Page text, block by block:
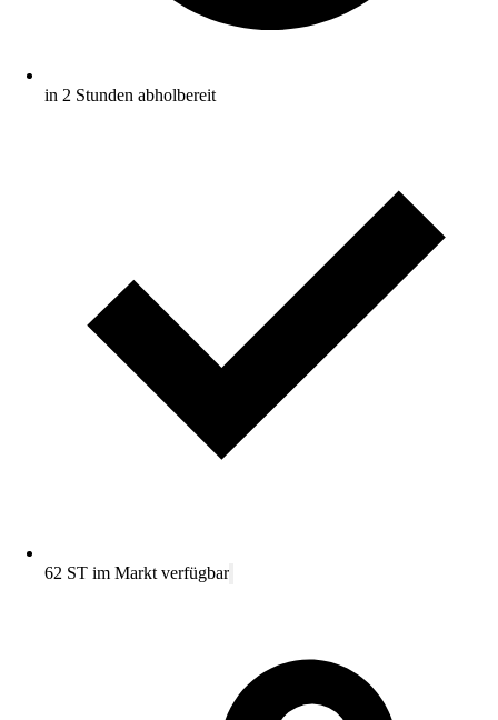
in 2 Stunden abholbereit
62 ST im Markt verfügbar